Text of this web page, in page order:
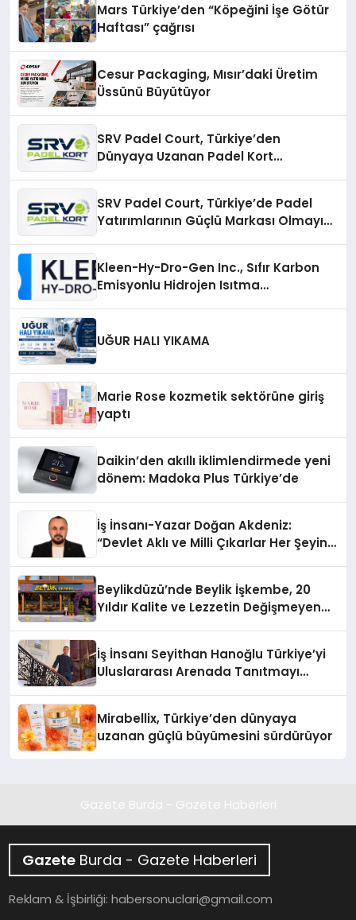
Mars Türkiye’den “Köpeğini İşe Götür
Haftası” çağrısı
Cesur Packaging, Mısır’daki Üretim
Üssünü Büyütüyor
SRV Padel Court, Türkiye’den
Dünyaya Uzanan Padel Kort
SRV Padel Court, Türkiye’de Padel
Yatırımlarının Güçlü Markası Olmayı
Kleen-Hy-Dro-Gen Inc., Sıfır Karbon
Emisyonlu Hidrojen Isıtma
UĞUR HALI YIKAMA
Marie Rose kozmetik sektörüne giriş
yaptı
Daikin’den akıllı iklimlendirmede yeni
dönem: Madoka Plus Türkiye’de
İş İnsanı-Yazar Doğan Akdeniz:
“Devlet Aklı ve Milli Çıkarlar Her Şeyin
Beylikdüzü’nde Beylik İşkembe, 20
Yıldır Kalite ve Lezzetin Değişmeyen
İş İnsanı Seyithan Hanoğlu Türkiye’yi
Uluslararası Arenada Tanıtmayı
Mirabellix, Türkiye’den dünyaya
uzanan güçlü büyümesini sürdürüyor
Gazete Burda - Gazete Haberleri
Gazete Burda - Gazete Haberleri
Reklam & İşbirliği:habersonuclari@gmail.com